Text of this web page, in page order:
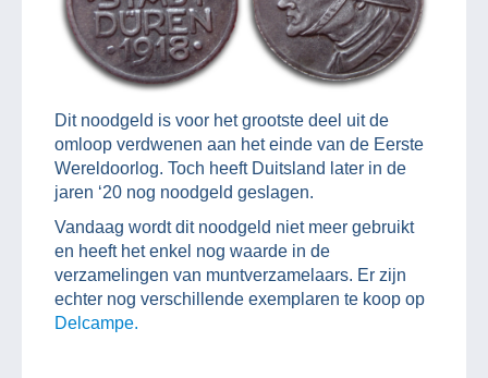
Dit noodgeld is voor het grootste deel uit de
omloop verdwenen aan het einde van de Eerste
Wereldoorlog. Toch heeft Duitsland later in de
jaren ‘20 nog noodgeld geslagen.
Vandaag wordt dit noodgeld niet meer gebruikt
en heeft het enkel nog waarde in de
verzamelingen van muntverzamelaars. Er zijn
echter nog verschillende exemplaren te koop op
Delcampe.